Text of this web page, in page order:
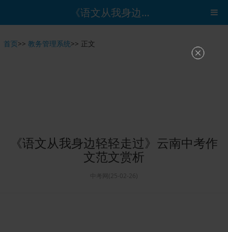
《语文从我身边轻轻走过》云南中考作文范文赏析
首页>> 教务管理系统>> 正文
《语文从我身边轻轻走过》云南中考作
文范文赏析
中考网(25-02-26)